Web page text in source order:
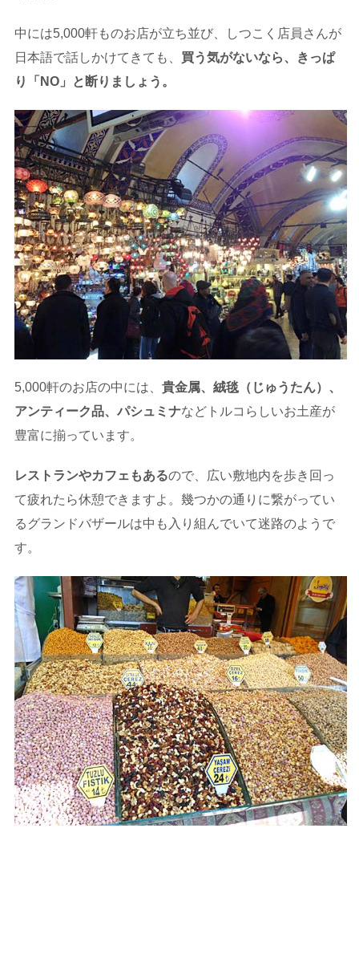
中には5,000軒ものお店が立ち並び、しつこく店員さんが
日本語で話しかけてきても、 買う気がないなら、きっぱ
り「NO」と断りましょう。
5,000軒のお店の中には、 貴金属、絨毯（じゅうたん）、
アンティーク品、パシュミナなどトルコらしいお土産が
豊富に揃っています。
レストランやカフェもあるので、広い敷地内を歩き回っ
て疲れたら休憩できますよ。幾つかの通りに繋がってい
るグランドバザールは中も入り組んでいて迷路のようで
す。